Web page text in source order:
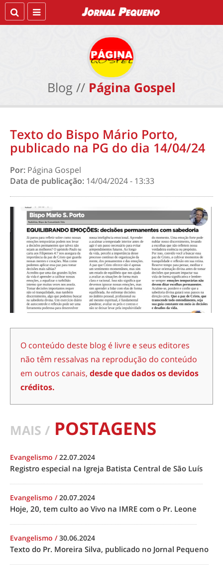
Blog // Página Gospel
Texto do Bispo Mário Porto,
publicado na PG do dia 14/04/24
Por: Página Gospel
Data de publicação: 14/04/2024 - 13:33
O conteúdo deste blog é livre e seus editores
não têm ressalvas na reprodução do conteúdo
em outros canais, desde que dados os devidos
créditos.
MAIS / POSTAGENS
Evangelismo /22.07.2024
Registro especial na Igreja Batista Central de São Luís
Evangelismo /20.07.2024
Hoje, 20, tem culto ao Vivo na IMRE com o Pr. Leone
Evangelismo /30.06.2024
Texto do Pr. Moreira Silva, publicado no Jornal Pequeno